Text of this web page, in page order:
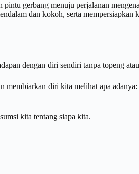
gerbang menuju perjalanan
dan kokoh, serta
dengan diri sendiri tanpa topeng
diri kita melihat apa
kita tentang siapa kita.